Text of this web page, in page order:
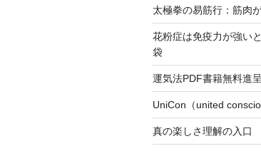
太極拳の易筋行：筋肉
花粉症は免疫力が強い
袋
運気法PDF書籍無料進呈
UniCon（united
真の楽しさ理解の入口